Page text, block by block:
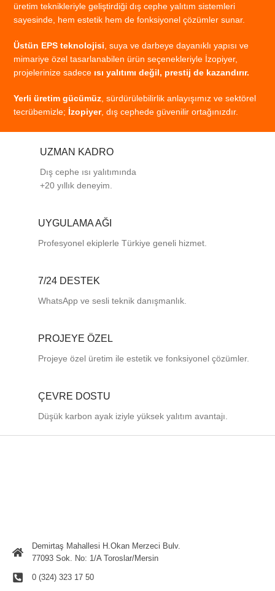
üretim teknikleriyle geliştirdiği dış cephe yalıtım sistemleri
sayesinde, hem estetik hem de fonksiyonel çözümler sunar.
Üstün EPS teknolojisi suya ve darbeye dayanıklı yapısı ve
mimariye özel tasarlanabilen ürün seçenekleriyle İzopiyer,
projelerinize sadece ısı yalıtımı değil, prestij de kazandırır.
Yerli üretim gücümüz sürdürülebilirlik anlayışımız ve sektörel
tecrübemizle; İzopiyer, dış cephede güvenilir ortağınızdır.
UZMAN KADRO
Dış cephe ısı yalıtımında
+20 yıllık deneyim.
UYGULAMA AĞI
Profesyonel ekiplerle Türkiye geneli hizmet.
7/24 DESTEK
WhatsApp ve sesli teknik danışmanlık.
PROJEYE ÖZEL
Projeye özel üretim ile estetik ve fonksiyonel çözümler.
ÇEVRE DOSTU
Düşük karbon ayak iziyle yüksek yalıtım avantajı.
Demirtaş Mahallesi H.Okan Merzeci Bulv.
77093 Sok. No: 1/A Toroslar/Mersin
0 (324) 323 17 50